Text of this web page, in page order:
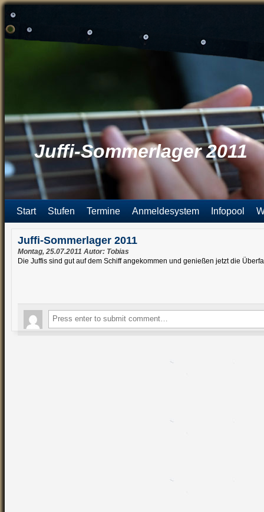
Juffi-Sommerlager 2011
Start Stufen Termine Anmeldesystem Infopool
Juffi-Sommerlager 2011
Montag, 25.07.2011 Autor: Tobias
Die Juffis sind gut auf dem Schiff angekommen und genießen jetzt die